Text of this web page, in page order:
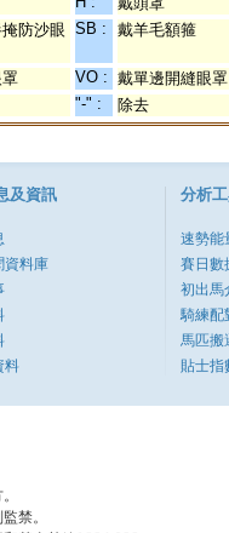
防沙眼 SB : 戴羊毛額箍
VO : 戴單邊開縫眼罩
"-" : 除去
及資訊
資料庫
料
分析
速勢能
賽日數
初出馬
騎練配
馬匹搬
貼士指
禁。